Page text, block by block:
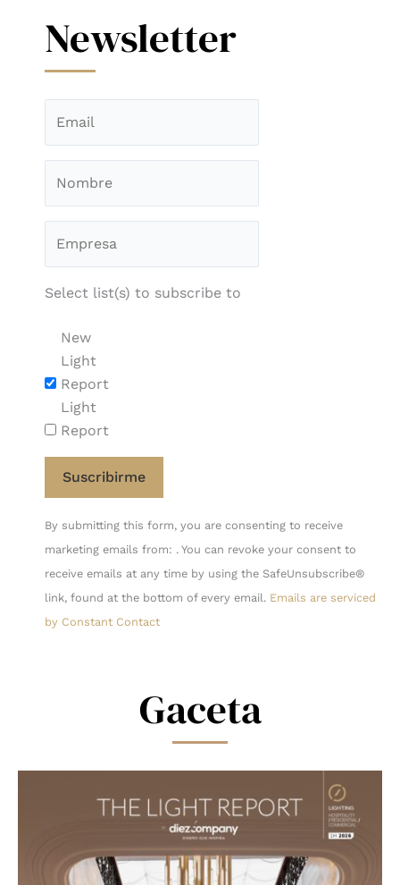
Newsletter
Select list(s) to subscribe to
New
Light
Report
Light
Report
Constant
Contact
Use.
Please
leave
By submitting this form, you are consenting to receive
marketing emails from: . You can revoke your consent to
receive emails at any time by using the SafeUnsubscribe®
link, found at the bottom of every email. Emails are serviced
by Constant Contact
Gaceta